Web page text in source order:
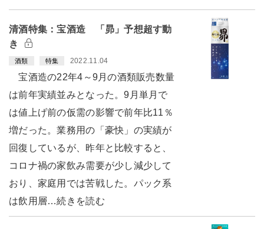
清酒特集：宝酒造 「昴」予想超す動
き
酒類 特集 2022.11.04
宝酒造の22年4～9月の酒類販売数量
は前年実績並みとなった。9月単月で
は値上げ前の仮需の影響で前年比11％
増だった。業務用の「豪快」の実績が
回復しているが、昨年と比較すると、
コロナ禍の家飲み需要が少し減少して
おり、家庭用では苦戦した。パック系
は飲用層…続きを読む